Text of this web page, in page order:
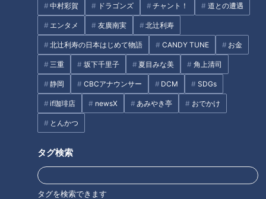
中村彩賀 ドラゴンズ チャント！ 道との遭遇
エンタメ 友廣南実 北辻利寿
北辻利寿の日本はじめて物語 CANDY TUNE お金
三重 坂下千里子 夏目みな美 角上清司
静岡 CBCアナウンサー DCM SDGs
if珈琲店 newsX あみやき亭 おでかけ
とんかつ
タグ検索
タグを検索できます
「サンデードラゴンズ」(C)CBCテレビ
好調の要因はひとえに投手陣の頑張りにあり、失点35、そし
て防御率2．94は12球団ベストの数字。そしてホームランの威
力は抜群！DeNAの21本には見劣りする11本ではあるものの、
一発不足に泣いていた交流戦前とは雲泥の差！（数字はすべて
6月6日終了時点）
今週のゲストコメンテーターの山田久志氏もドラゴンズの絶好
調ぶりに“強い！”の一言。投打のバランスが取れ、ゲームの進
め方が素晴らしいと、何も注文するものはないご様子。